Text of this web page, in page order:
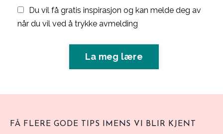
Du vil få gratis inspirasjon og kan melde deg av
når du vil ved å trykke avmelding
La meg lære
FÅ FLERE GODE TIPS IMENS VI BLIR KJENT